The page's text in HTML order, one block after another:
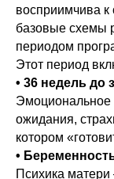
восприимчива
базовые схемы
периодом
Этот период
• 36 недель до
Эмоциональное
ожидания,
котором
•
Психика